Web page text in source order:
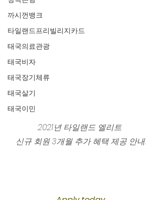
까시껀뱅크
타일랜드프리빌리지카드
태국의료관광
태국비자
태국장기체류
태국살기
태국이민
2021년 타일랜드 엘리트
신규 회원 3개월 추가 혜택 제공 안내.